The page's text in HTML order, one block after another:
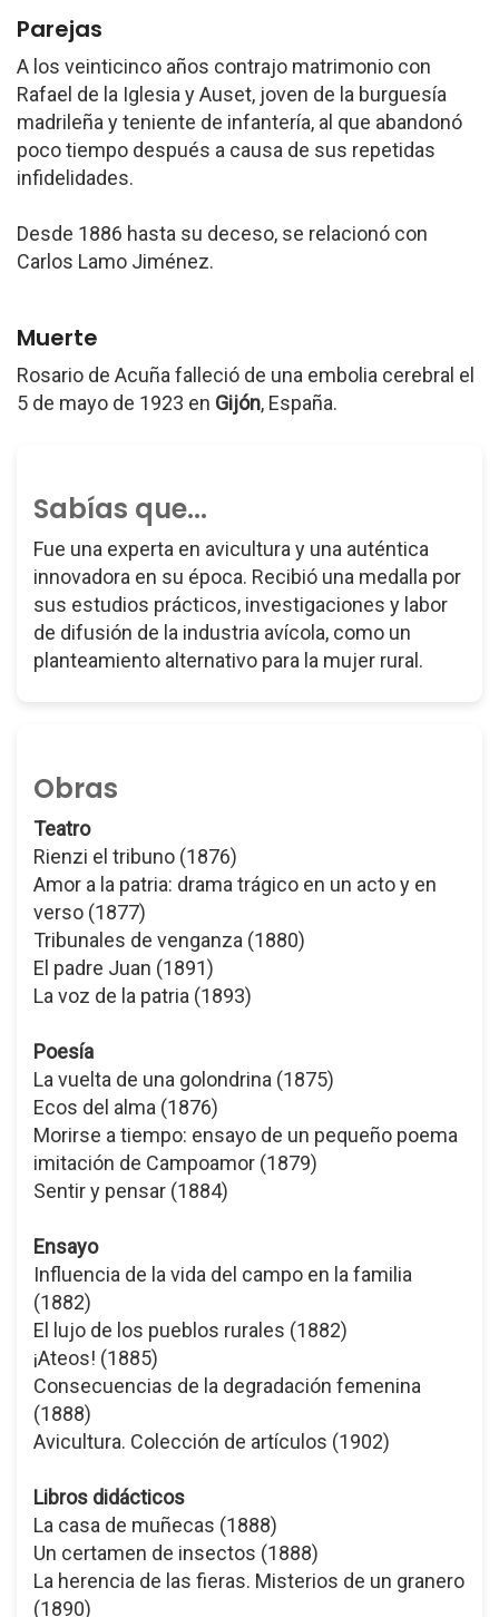
Parejas
A los veinticinco años contrajo matrimonio con
Rafael de la Iglesia y Auset, joven de la burguesía
madrileña y teniente de infantería, al que abandonó
poco tiempo después a causa de sus repetidas
infidelidades.
Desde 1886 hasta su deceso, se relacionó con
Carlos Lamo Jiménez.
Muerte
Rosario de Acuña falleció de una embolia cerebral el
5 de mayo de 1923 en Gijón, España.
Sabías que...
Fue una experta en avicultura y una auténtica
innovadora en su época. Recibió una medalla por
sus estudios prácticos, investigaciones y labor
de difusión de la industria avícola, como un
planteamiento alternativo para la mujer rural.
Obras
Teatro
Rienzi el tribuno (1876)
Amor a la patria: drama trágico en un acto y en
verso (1877)
Tribunales de venganza (1880)
El padre Juan (1891)
La voz de la patria (1893)
Poesía
La vuelta de una golondrina (1875)
Ecos del alma (1876)
Morirse a tiempo: ensayo de un pequeño poema
imitación de Campoamor (1879)
Sentir y pensar (1884)
Ensayo
Influencia de la vida del campo en la familia
(1882)
El lujo de los pueblos rurales (1882)
¡Ateos! (1885)
Consecuencias de la degradación femenina
(1888)
Avicultura. Colección de artículos (1902)
Libros didácticos
La casa de muñecas (1888)
Un certamen de insectos (1888)
La herencia de las fieras. Misterios de un granero
(1890)